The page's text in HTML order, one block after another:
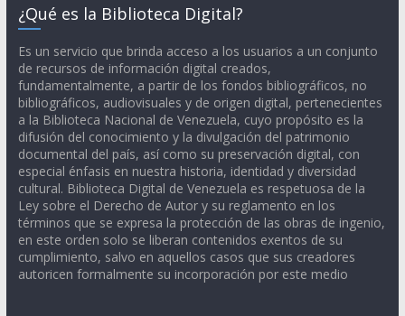
¿Qué es la Biblioteca Digital?
Es un servicio que brinda acceso a los usuarios a un conjunto
de recursos de información digital creados,
fundamentalmente, a partir de los fondos bibliográficos, no
bibliográficos, audiovisuales y de origen digital, pertenecientes
a la Biblioteca Nacional de Venezuela, cuyo propósito es la
difusión del conocimiento y la divulgación del patrimonio
documental del país, así como su preservación digital, con
especial énfasis en nuestra historia, identidad y diversidad
cultural. Biblioteca Digital de Venezuela es respetuosa de la
Ley sobre el Derecho de Autor y su reglamento en los
términos que se expresa la protección de las obras de ingenio,
en este orden solo se liberan contenidos exentos de su
cumplimiento, salvo en aquellos casos que sus creadores
autoricen formalmente su incorporación por este medio